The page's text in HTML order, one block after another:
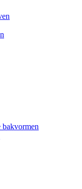
bakvormen